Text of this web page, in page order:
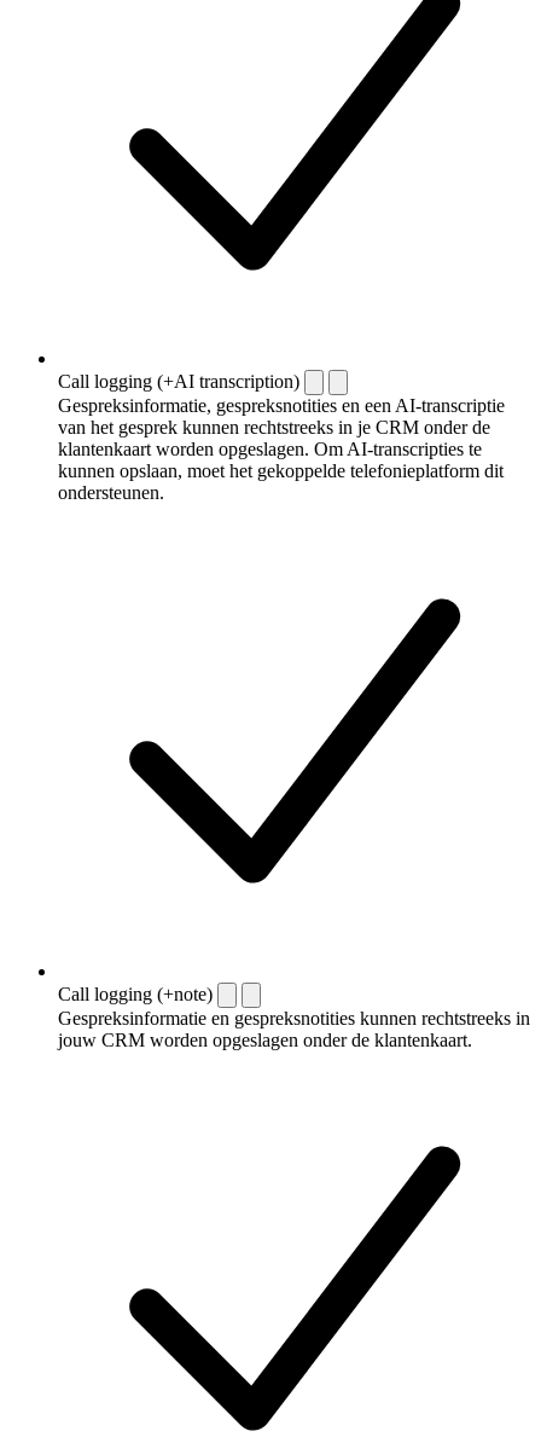
Call logging (+AI transcription)
Gespreksinformatie, gespreksnotities en een AI-transcriptie
van het gesprek kunnen rechtstreeks in je CRM onder de
klantenkaart worden opgeslagen. Om AI-transcripties te
kunnen opslaan, moet het gekoppelde telefonieplatform dit
ondersteunen.
Call logging (+note)
Gespreksinformatie en gespreksnotities kunnen rechtstreeks in
jouw CRM worden opgeslagen onder de klantenkaart.